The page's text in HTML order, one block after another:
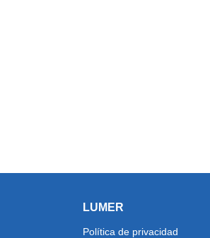
LUMER
Política de privacidad